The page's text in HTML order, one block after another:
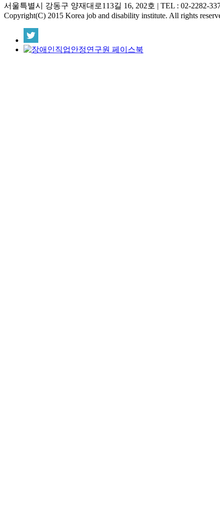
서울특별시 강동구 양재대로113길 16, 202호 | TEL : 02-2282-
Copyright(C) 2015 Korea job and disability institute. All rights